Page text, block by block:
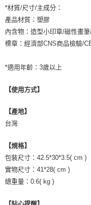
３．未成年的使用者請事先徵
「AFTEE先享後付」，若未
任。
４．使用「AFTEE先享後付
時審查核予不同之上限額度；
請求用戶進行身份認證。
恩沛科技股份有限公司將有權
*材質/尺寸/主成分：
產品材質：塑膠
內含物：造型小印章/磁性畫
標章：經濟部CNS商品檢驗/
*適用年齡：3歲以上
【使用方式】
【產地】
台灣
【規格】
包裝尺寸：42.5*30*3.5( cm )
實物尺寸：41*28( cm )
總重量：0.6( kg )
【貼心提醒】